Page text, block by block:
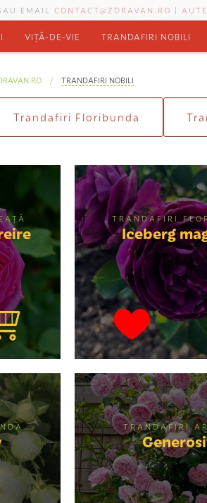
EMAIL CONTACT@ZDRAVAN.RO |
VIȚĂ-DE-VIE TRANDAFIRI NOBILI
TRANDAFIRI NOBILI
Trandafiri Floribunda
TRANDAFIRI
Iceberg
TRANDAFIRI